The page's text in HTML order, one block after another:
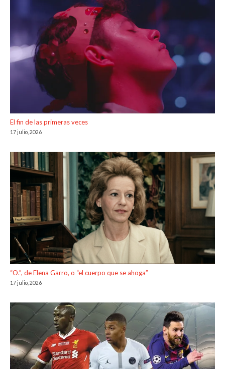
El fin de las primeras veces
17 julio, 2026
“O.”, de Elena Garro, o “el cuerpo que se ahoga”
17 julio, 2026